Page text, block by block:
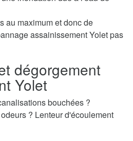
au maximum et donc de
assainissement Yolet pas
dégorgement
Yolet
bouchées ?
? Lenteur d'écoulement